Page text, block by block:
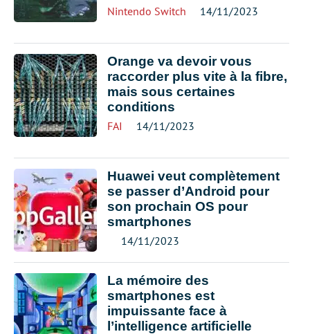
Nintendo Switch 14/11/2023
Orange va devoir vous
raccorder plus vite à la fibre,
mais sous certaines
conditions
FAI 14/11/2023
Huawei veut complètement
se passer d’Android pour
son prochain OS pour
smartphones
14/11/2023
La mémoire des
smartphones est
impuissante face à
l’intelligence artificielle